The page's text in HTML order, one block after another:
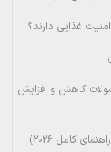
غذایی دارند؟
کاهش و افزایش
کامل 2026)